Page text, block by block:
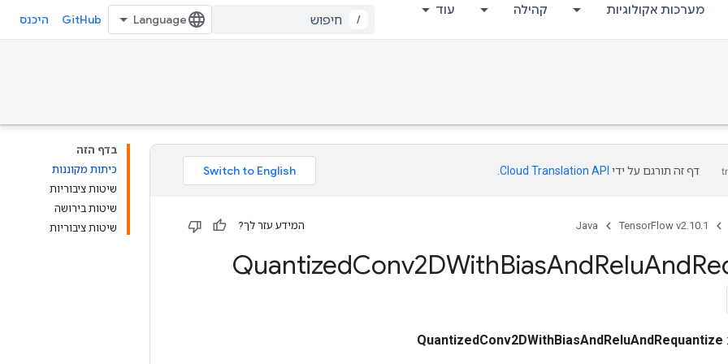
מערכות אקולוגיות קהילה עוד
/
GitHub היכנס
בדף הזה
כיתות מקוננות
שיטות ציבוריות
שיטות בירושה
שיטות ציבוריות
דף זה תורגם על ידי Cloud Translation API
TensorFlow v2.10.1
Java המידע עזר לך?
QuantizedConv2DWithBiasAndReluAnd
QuantizedConv2DWithBiasAndReluAndRequantize